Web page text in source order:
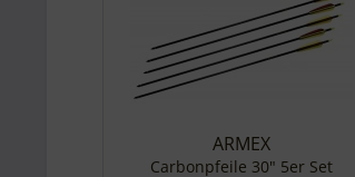
ARMEX
Carbonpfeile 30" 5er Set